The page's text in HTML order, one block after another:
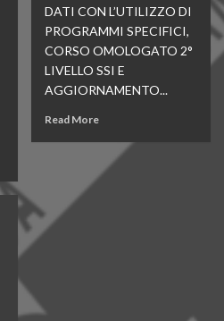
DATI CON L’UTILIZZO DI
PROGRAMMI SPECIFICI,
CORSO OMOLOGATO 2°
LIVELLO SSI E
AGGIORNAMENTO...
Read More